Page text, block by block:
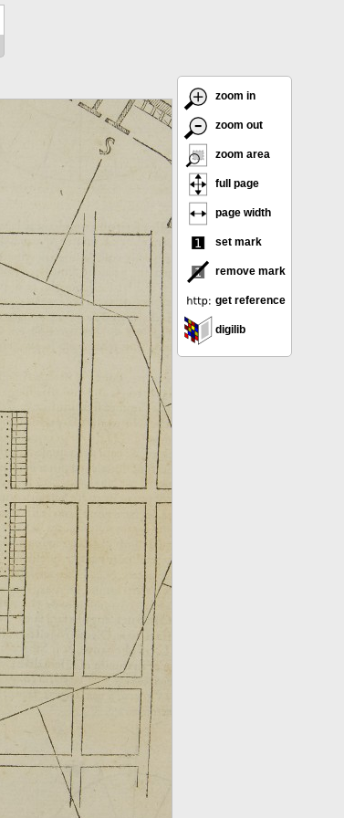
zoom in
zoom out
zoom area
full page
page width
set mark
remove mark
get reference
digilib